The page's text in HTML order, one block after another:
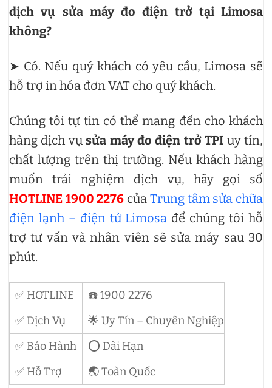
dịch vụ sửa máy đo điện trở tại Limosa
không?
➤ Có. Nếu quý khách có yêu cầu, Limosa sẽ
hỗ trợ in hóa đơn VAT cho quý khách.
Chúng tôi tự tin có thể mang đến cho khách
hàng dịch vụsửa máy đo điện trở TPI uy tín,
chất lượng trên thị trường. Nếu khách hàng
muốn trải nghiệm dịch vụ, hãy gọi số
HOTLINE 1900 2276 của Trung tâm sửa chữa
điện lạnh – điện tử Limosa để chúng tôi hỗ
trợ tư vấn và nhân viên sẽ sửa máy sau 30
phút.
✅ HOTLINE
☎️ 1900 2276
✅ Dịch Vụ
🌟 Uy Tín – Chuyên Nghiệp
✅ Bảo Hành
⭕ Dài Hạn
✅ Hỗ Trợ
🌏 Toàn Quốc